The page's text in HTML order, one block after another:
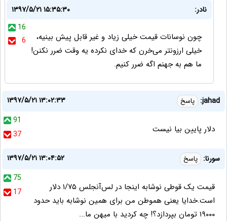
نادر:
۱۳۹۷/۵/۲۱ ۱۵:۳۵:۳۰
16
6
چون نوسانات قیمت خیلی زیاد و غیر قابل پیش بینیه،
خیلی ارزونتر می‌خرن که خدای نکرده یه وقت ضرر نکنن!
ما هم به جهنم اگه ضرر کنیم.
jahad: پاسخ
۱۳۹۷/۵/۲۱ ۱۳:۰۲:۳۳
91
37
دلار پایین بیا نیست
سورنا: پاسخ
۱۳۹۷/۵/۲۱ ۱۳:۰۴:۵۲
75
17
قیمت یک قوطی نوشابه اینجا در لس‌آنجلس ۱/۷۵ دلار
است.خدایا یعنی هموطن من برای همین نوشابه باید حدود
۱۹۰۰۰ تومان بپردازد؟! چه کردید با میهن ما...